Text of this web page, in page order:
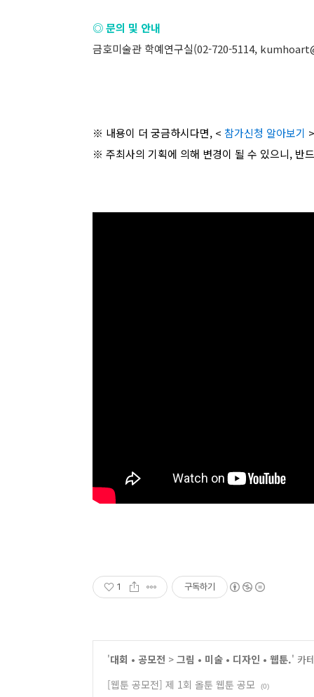
◎ 문의 및 안내
금호미술관 학예연구실(02-720-5114,
※ 내용이 더 궁금하시다면, < 참가신청 알아보기
※ 주최사의 기획에 의해 변경이 될 수 있으니, 반
1 구독하기
'대회 • 공모전 > 그림 • 미술 • 디자인 • 웹툰.' 카
[웹툰 공모전] 제 1회 올툰 웹툰 공모
(0)